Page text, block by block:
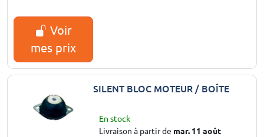
Voir
mes prix
SILENT BLOC MOTEUR / BOÎTE
En stock
Livraison à partir de mar. 11 août